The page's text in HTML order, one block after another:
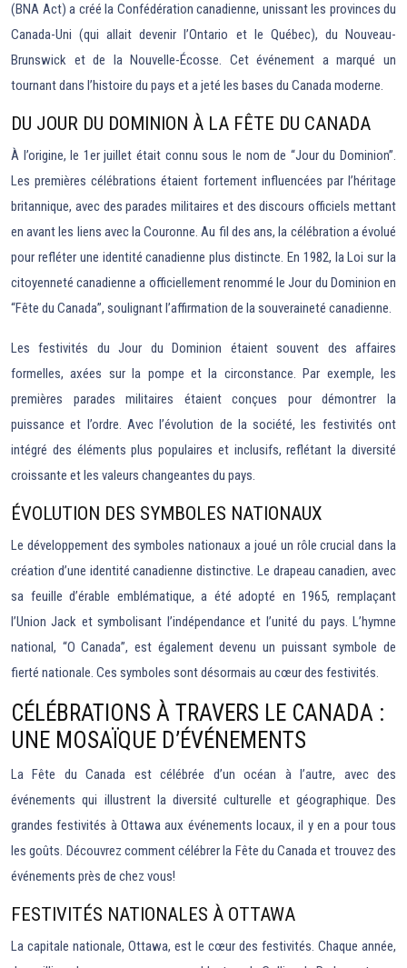
(BNA Act) a créé la Confédération canadienne, unissant les provinces du
Canada-Uni (qui allait devenir l’Ontario et le Québec), du Nouveau-
Brunswick et de la Nouvelle-Écosse. Cet événement a marqué un
tournant dans l’histoire du pays et a jeté les bases du Canada moderne.
DU JOUR DU DOMINION À LA FÊTE DU CANADA
À l’origine, le 1er juillet était connu sous le nom de “Jour du Dominion”.
Les premières célébrations étaient fortement influencées par l’héritage
britannique, avec des parades militaires et des discours officiels mettant
en avant les liens avec la Couronne. Au fil des ans, la célébration a évolué
pour refléter une identité canadienne plus distincte. En 1982, la Loi sur la
citoyenneté canadienne a officiellement renommé le Jour du Dominion en
“Fête du Canada”, soulignant l’affirmation de la souveraineté canadienne.
Les festivités du Jour du Dominion étaient souvent des affaires
formelles, axées sur la pompe et la circonstance. Par exemple, les
premières parades militaires étaient conçues pour démontrer la
puissance et l’ordre. Avec l’évolution de la société, les festivités ont
intégré des éléments plus populaires et inclusifs, reflétant la diversité
croissante et les valeurs changeantes du pays.
ÉVOLUTION DES SYMBOLES NATIONAUX
Le développement des symboles nationaux a joué un rôle crucial dans la
création d’une identité canadienne distinctive. Le drapeau canadien, avec
sa feuille d’érable emblématique, a été adopté en 1965, remplaçant
l’Union Jack et symbolisant l’indépendance et l’unité du pays. L’hymne
national, “O Canada”, est également devenu un puissant symbole de
fierté nationale. Ces symboles sont désormais au cœur des festivités.
CÉLÉBRATIONS À TRAVERS LE CANADA :
UNE MOSAÏQUE D’ÉVÉNEMENTS
La Fête du Canada est célébrée d’un océan à l’autre, avec des
événements qui illustrent la diversité culturelle et géographique. Des
grandes festivités à Ottawa aux événements locaux, il y en a pour tous
les goûts. Découvrez comment célébrer la Fête du Canada et trouvez des
événements près de chez vous!
FESTIVITÉS NATIONALES À OTTAWA
La capitale nationale, Ottawa, est le cœur des festivités. Chaque année,